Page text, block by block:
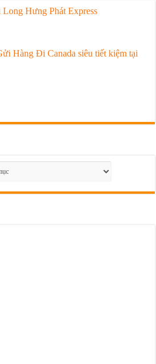
Hưng Phát Express
Hàng Đi Canada siêu tiết kiệm tại